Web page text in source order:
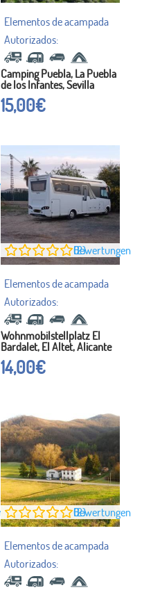
Camping Puebla, La Puebla
de los Infantes, Sevilla
15,00€
0
Bewertungen (2)
Wohnmobilstellplatz El
Bardalet, El Altet, Alicante
14,00€
0
Bewertungen (2)